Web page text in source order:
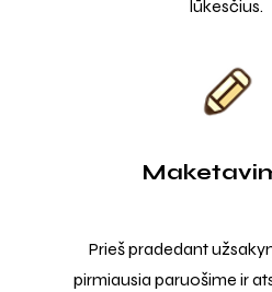
lūkesčius.
Prieš pradedant
pirmiausia paruošime ir